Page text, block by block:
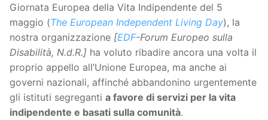
Giornata Europea della Vita Indipendente del 5
maggio (The European Independent Living Day), la
nostra organizzazione [EDF-Forum Europeo sulla
Disabilità, N.d.R.] ha voluto ribadire ancora una volta il
proprio appello all’Unione Europea, ma anche ai
governi nazionali, affinché abbandonino urgentemente
gli istituti segreganti a favore di servizi per la vita
indipendente e basati sulla comunità.